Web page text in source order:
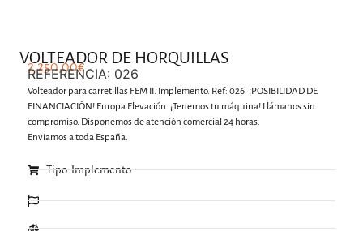
VOLTEADOR DE HORQUILLAS
2.250,00€
REFERENCIA: 026
Volteador para carretillas FEM II. Implemento. Ref: 026. ¡POSIBILIDAD DE
FINANCIACIÓN! Europa Elevación. ¡Tenemos tu máquina! Llámanos sin
compromiso. Disponemos de atención comercial 24 horas.
Enviamos a toda España.
Tipo: Implemento